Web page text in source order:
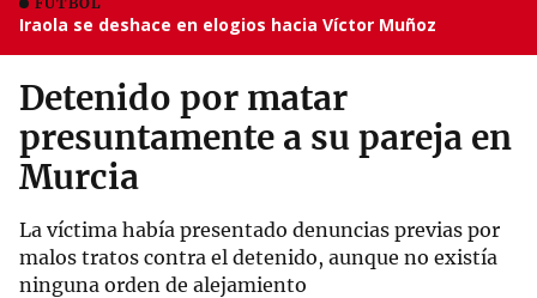
Iraola se deshace en elogios hacia Víctor Muñoz
Detenido por matar
presuntamente a su pareja en
Murcia
La víctima había presentado denuncias previas por
malos tratos contra el detenido, aunque no existía
ninguna orden de alejamiento